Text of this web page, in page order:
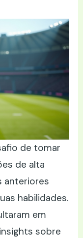
de tomar
de alta
anteriores
habilidades.
em
sobre